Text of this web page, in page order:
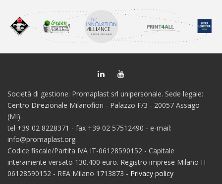
Società di gestione: Promaplast srl unipersonale. Sede legale:
Centro Direzionale Milanofiori - Palazzo F/3 - 20057 Assago
(MI).
tel +39 02 8228371 - fax +39 02 57512490 - e-mail:
info@promaplast.org
Codice fiscale/Partita IVA IT-06128590152 - Capitale
interamente versato 130.400 euro. Registro imprese Milano IT-
06128590152 - REA Milano 1713873 - Privacy policy